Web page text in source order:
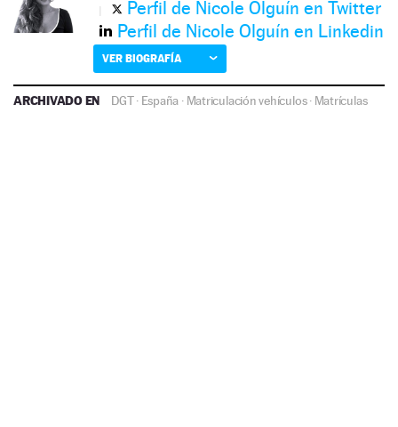
Perfil de Nicole Olguín en Twitter
Perfil de Nicole Olguín en Linkedin
VER BIOGRAFÍA
ARCHIVADO EN DGT· España · Matriculación vehículos· Matrículas